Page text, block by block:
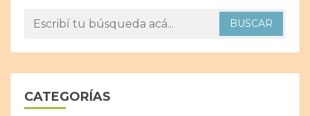
CATEGORÍAS